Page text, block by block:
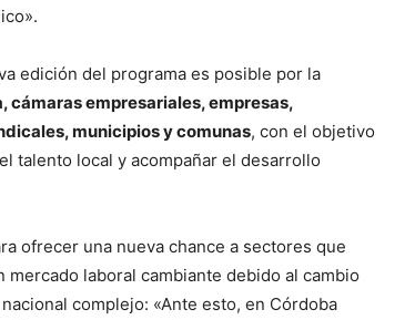
edición del programa es posible por la
cámaras empresariales, empresas,
municipios y comunas, con el objetivo
talento local y acompañar el desarrollo
ofrecer una nueva chance a sectores que
laboral cambiante debido al cambio
complejo: «Ante esto, en Córdoba